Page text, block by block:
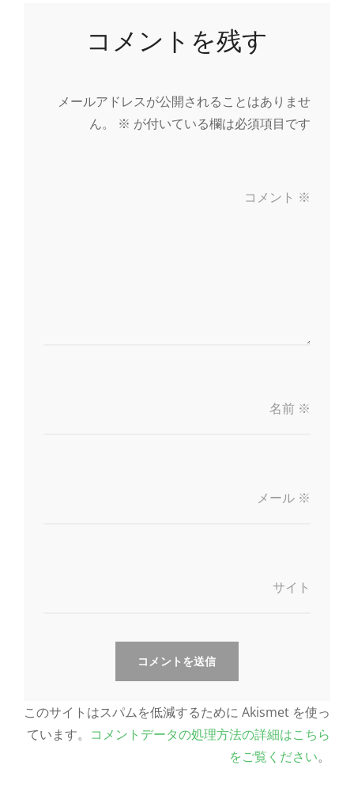
コメントを残す
メールアドレスが公開されることはありませ
ん。
※ が付いている欄は必須項目です
コメント ※
名前 ※
メール ※
サイト
このサイトはスパムを低減するために Akismet を使っ
ています。 コメントデータの処理方法の詳細はこちら
をご覧ください。